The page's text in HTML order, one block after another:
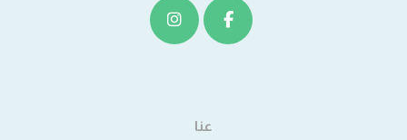
عنا